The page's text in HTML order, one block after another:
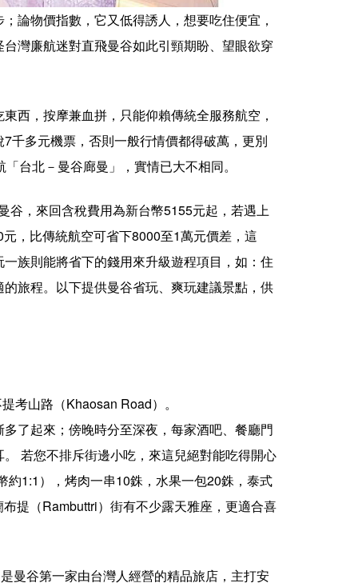
論物價指數，它又低得誘人，想要吃住便宜，
灣廉航迷對直飛曼谷如此引頸期盼、望眼欲穿
西，按摩兼血拼，只能仰賴傳統全服務航空，
千多元機票，否則一般行情價都得破萬，更別
台北－曼谷廊曼」，實情已大不相同。
谷，來回含稅費用為新台幣5155元起，若遇上
，比傳統航空可省下8000至1萬元價差，這
族則能將省下的錢用來升級遊程項目，如：住
旅程。以下提供曼谷省玩、爽玩建議景點，供
考山路（Khaosan Road）。
了起來；傍晚時分至深夜，每家酒吧、餐廳門
若您不排斥街邊小吃，來這兒絕對能吃得開心
1:1），烤肉一串10銖，水果一包20銖，泰式
提（Rambuttri）街有不少露天雅座，更適合喜
曼谷第一家由台灣人經營的精品旅店，主打安